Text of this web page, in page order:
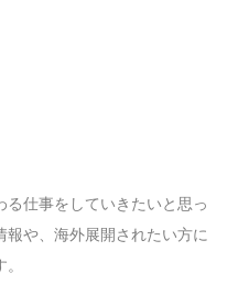
仕事をしていきたいと思っ
や、海外展開されたい方に